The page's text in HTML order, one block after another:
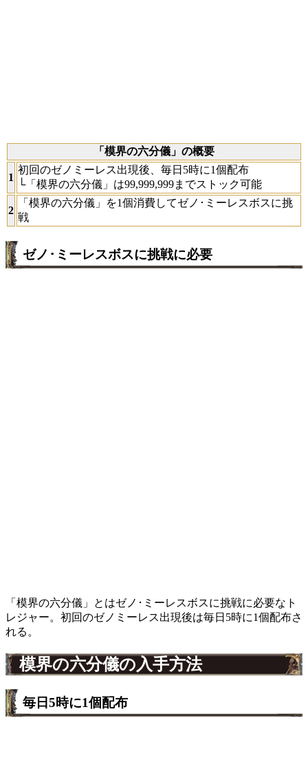
「模界の六分儀」の概要
1
初回のゼノミーレス出現後、毎日5時に1個配布
└「模界の六分儀」は99,999,999までストック可能
2
「模界の六分儀」を1個消費してゼノ･ミーレスボスに挑
戦
ゼノ･ミーレスボスに挑戦に必要
「模界の六分儀」とはゼノ･ミーレスボスに挑戦に必要なト
レジャー。初回のゼノミーレス出現後は毎日5時に1個配布さ
れる。
模界の六分儀の入手方法
毎日5時に1個配布